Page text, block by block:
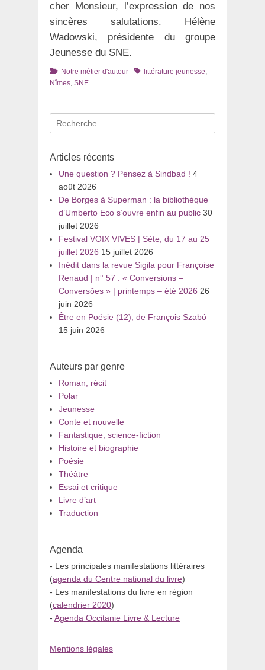
cher Monsieur, l’expression de nos
sincères salutations. Hélène
Wadowski, présidente du groupe
Jeunesse du SNE.
Catégories
Notre métier d'auteur Tagslittérature jeunesse,
Nîmes, SNE
Recherche
pour
Articles récents
Une question ? Pensez à Sindbad ! 4
août 2026
De Borges à Superman : la bibliothèque
d’Umberto Eco s’ouvre enfin au public 30
juillet 2026
Festival VOIX VIVES | Sète, du 17 au 25
juillet 2026 15 juillet 2026
Inédit dans la revue Sigila pour Françoise
Renaud | n° 57 : « Conversions –
Conversões » | printemps – été 2026 26
juin 2026
Être en Poésie (12), de François Szabó
15 juin 2026
Auteurs par genre
Roman, récit
Polar
Jeunesse
Conte et nouvelle
Fantastique, science-fiction
Histoire et biographie
Poésie
Théâtre
Essai et critique
Livre d’art
Traduction
Agenda
- Les principales manifestations littéraires
(agenda du Centre national du livre)
- Les manifestations du livre en région
(calendrier 2020)
- Agenda Occitanie Livre & Lecture
Mentions légales